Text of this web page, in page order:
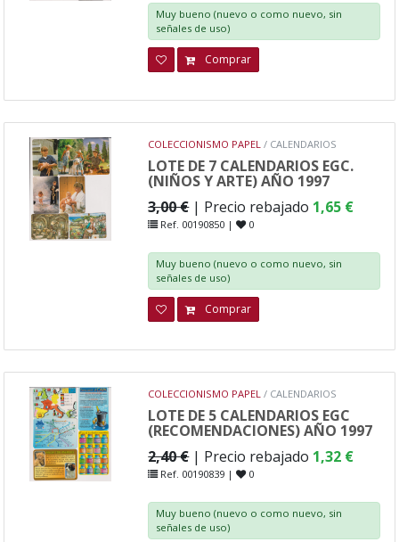
Muy bueno (nuevo o como nuevo, sin
señales de uso)
Comprar
COLECCIONISMO PAPEL / CALENDARIOS
LOTE DE 7 CALENDARIOS EGC.
(NIÑOS Y ARTE) AÑO 1997
3,00 € | Precio rebajado 1,65 €
Ref. 00190850 | 0
Muy bueno (nuevo o como nuevo, sin
señales de uso)
Comprar
COLECCIONISMO PAPEL / CALENDARIOS
LOTE DE 5 CALENDARIOS EGC
(RECOMENDACIONES) AÑO 1997
2,40 € | Precio rebajado 1,32 €
Ref. 00190839 | 0
Muy bueno (nuevo o como nuevo, sin
señales de uso)